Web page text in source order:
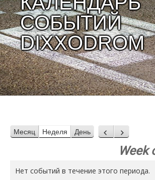
СОБЫТИЙ
DIXXODROM
Месяц Неделя День Назад
Вперед
Week
Нет событий в течение этого периода.